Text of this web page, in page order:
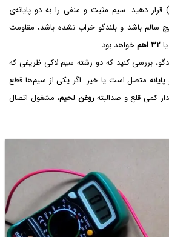
قرار دهید. سیم مثبت و منفی را به دو پایانه‌ی
سالم باشد و بلندگو خراب نشده باشد، مقاومت
یا۳۲ اهم
خواهد بود.
بررسی کنید که دو رشته سیم لاکی ظریفی که
متصل است یا خیر. اگر یکی از سیم‌ها قطع
کمی قلع و صدالبتهروغن لحیم، مشغول اتصال